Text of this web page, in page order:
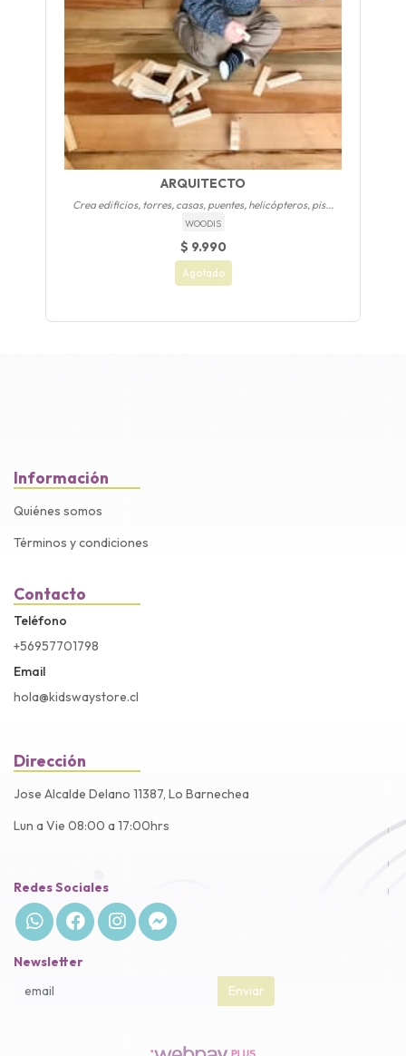
ARQUITECTO
Crea edificios, torres, casas, puentes, helicópteros, pis...
WOODIS
$ 9.990
Agotado
Información
Quiénes somos
Términos y condiciones
Contacto
Teléfono
+56957701798
Email
hola@kidswaystore.cl
Dirección
Jose Alcalde Delano 11387, Lo Barnechea
Lun a Vie 08:00 a 17:00hrs
Redes Sociales
Newsletter
Enviar